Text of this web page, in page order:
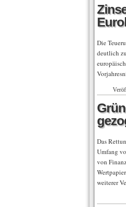
Die
deutlich
Das
Umfang
von
weiterer